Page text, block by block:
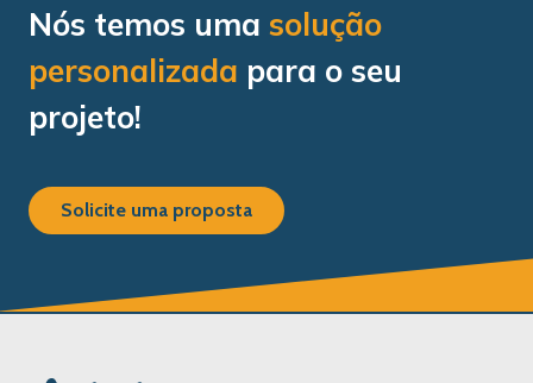
Nós temos uma solução
personalizada para o seu
projeto!
Solicite uma proposta